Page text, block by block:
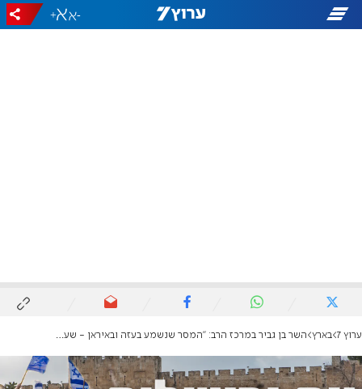
-
+
ערוץ 7 בארץ השר בן גביר במרכז הרב: "המסר שנשמע בעזה ובאיראן - שעם ישראל מנצח"